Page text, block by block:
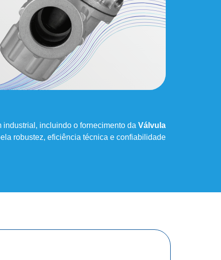
incluindo o fornecimento da Válvula
robustez, eficiência técnica e confiabilidade